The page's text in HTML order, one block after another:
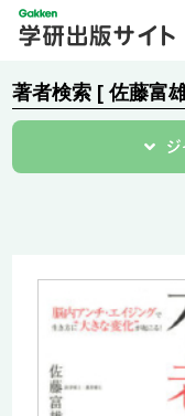
著者検索 [ 佐藤富